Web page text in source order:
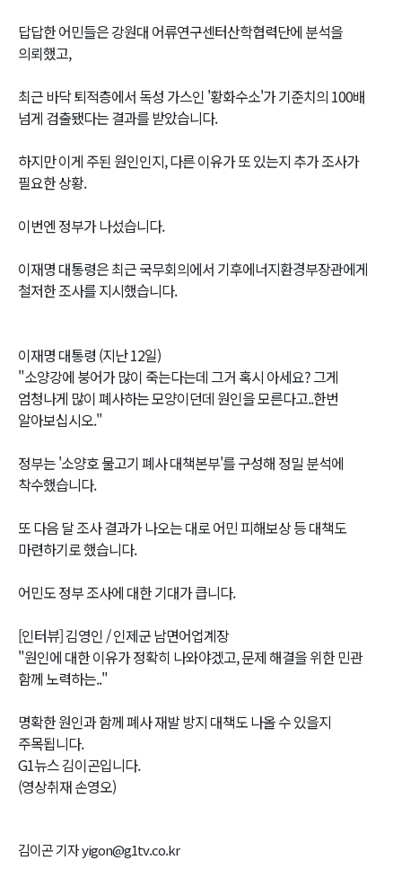
답답한 어민들은 강원대 어류연구센터산학협력단에 분석을
의뢰했고,
최근 바닥 퇴적층에서 독성 가스인 '황화수소'가 기준치의 100배
넘게 검출됐다는 결과를 받았습니다.
하지만 이게 주된 원인인지, 다른 이유가 또 있는지 추가 조사가
필요한 상황.
이번엔 정부가 나섰습니다.
이재명 대통령은 최근 국무회의에서 기후에너지환경부장관에게
철저한 조사를 지시했습니다.
이재명 대통령 (지난 12일)
"소양강에 붕어가 많이 죽는다는데 그거 혹시 아세요? 그게
엄청나게 많이 폐사하는 모양이던데 원인을 모른다고..한번
알아보십시오."
정부는 '소양호 물고기 폐사 대책본부'를 구성해 정밀 분석에
착수했습니다.
또 다음 달 조사 결과가 나오는 대로 어민 피해보상 등 대책도
마련하기로 했습니다.
어민도 정부 조사에 대한 기대가 큽니다.
[인터뷰] 김영인 / 인제군 남면어업계장
"원인에 대한 이유가 정확히 나와야겠고, 문제 해결을 위한 민관
함께 노력하는.."
명확한 원인과 함께 폐사 재발 방지 대책도 나올 수 있을지
주목됩니다.
G1뉴스 김이곤입니다.
(영상취재 손영오)
김이곤 기자 yigon@g1tv.co.kr